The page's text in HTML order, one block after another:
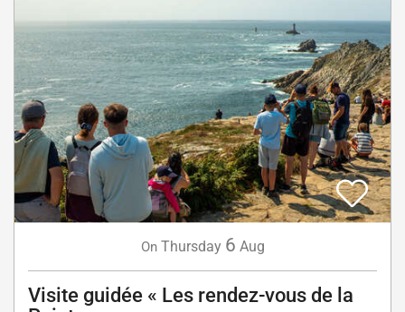
On Thursday 6 Aug
Visite guidée « Les rendez-vous de la